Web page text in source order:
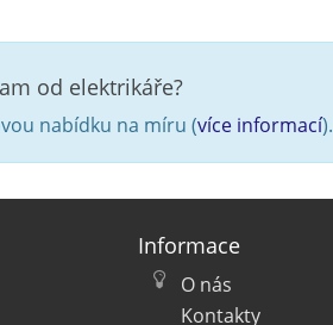
od elektrikáře?
nabídku na míru (více informací).
Informace
O nás
Kontakty